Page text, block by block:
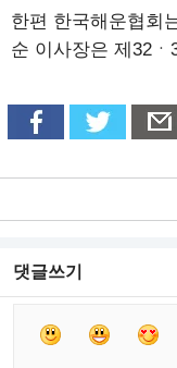
한편 한국해운협회
순 이사장은 제32
댓글쓰기